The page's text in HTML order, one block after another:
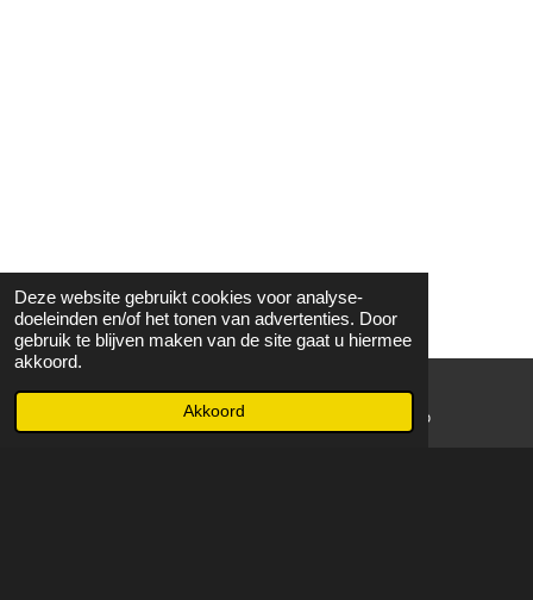
Deze website gebruikt cookies voor analyse-
doeleinden en/of het tonen van advertenties. Door
gebruik te blijven maken van de site gaat u hiermee
akkoord.
Akkoord WhatsApp